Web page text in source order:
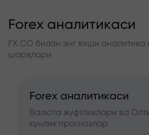
Forex аналитикаси
FX.CO билан энг яхши аналитика
шарҳлари
Forex аналитикаси
Валюта жуфтликлари ва
кунлик прогнозлар